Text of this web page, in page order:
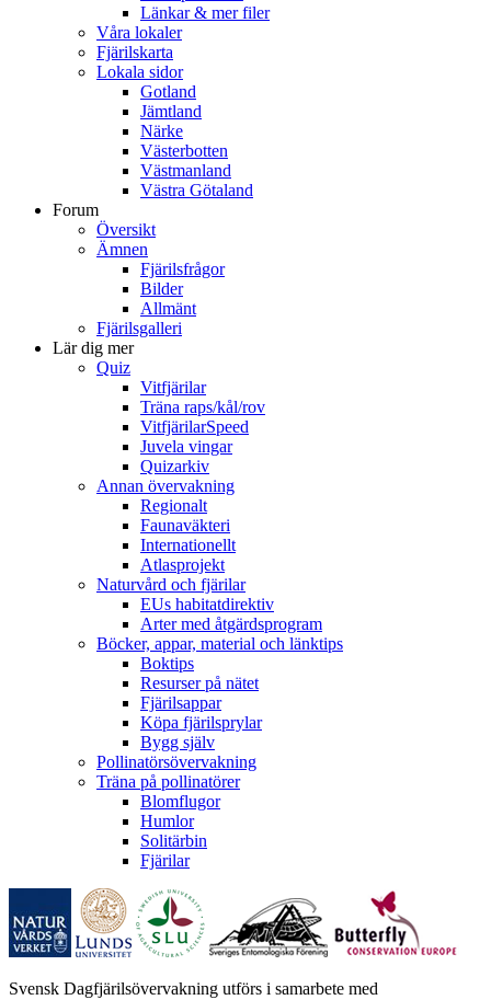
Länkar & mer filer
Våra lokaler
Fjärilskarta
Lokala sidor
Gotland
Jämtland
Närke
Västerbotten
Västmanland
Västra Götaland
Forum
Översikt
Ämnen
Fjärilsfrågor
Bilder
Allmänt
Fjärilsgalleri
Lär dig mer
Quiz
Vitfjärilar
Träna raps/kål/rov
VitfjärilarSpeed
Juvela vingar
Quizarkiv
Annan övervakning
Regionalt
Faunaväkteri
Internationellt
Atlasprojekt
Naturvård och fjärilar
EUs habitatdirektiv
Arter med åtgärdsprogram
Böcker, appar, material och länktips
Boktips
Resurser på nätet
Fjärilsappar
Köpa fjärilsprylar
Bygg själv
Pollinatörsövervakning
Träna på pollinatörer
Blomflugor
Humlor
Solitärbin
Fjärilar
Svensk Dagfjärilsövervakning utförs i samarbete med